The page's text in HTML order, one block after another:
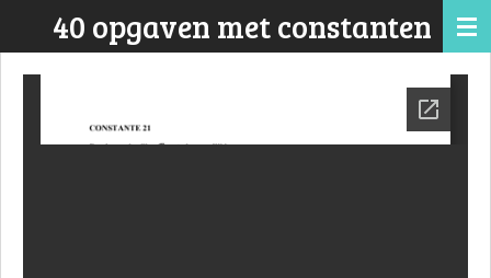
direct
naar
hoofdinhoud
40 opgaven met constanten